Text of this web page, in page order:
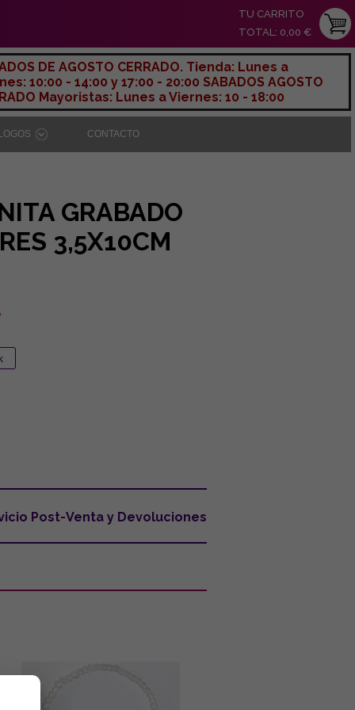
TU CARRITO
TOTAL: 0,00 €
DE AGOSTO CERRADO. Tienda: Lunes a
10:00 - 14:00 y 17:00 - 20:00 SABADOS AGOSTO
Mayoristas: Lunes a Viernes: 10 - 18:00
CONTACTO
GRABADO
3,5X10CM
Post-Venta y Devoluciones